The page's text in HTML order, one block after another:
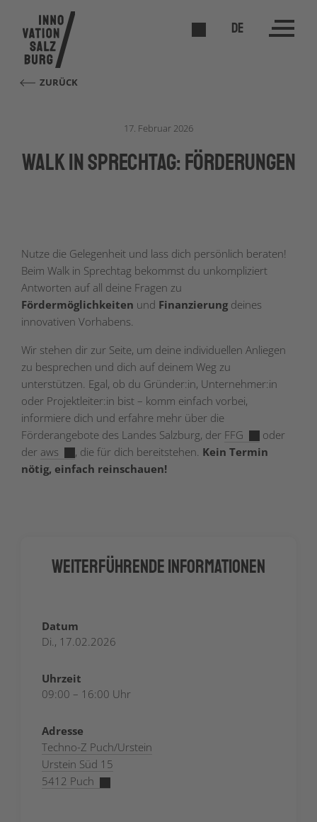
DE
ZURÜCK
17. Februar 2026
Walk in Sprechtag: Förderungen
Nutze die Gelegenheit und lass dich persönlich beraten!
Beim Walk in Sprechtag bekommst du unkompliziert
Antworten auf all deine Fragen zu
Fördermöglichkeiten und Finanzierung deines
innovativen Vorhabens.
Wir stehen dir zur Seite, um deine individuellen Anliegen
zu besprechen und dich auf deinem Weg zu
unterstützen. Egal, ob du Gründer:in, Unternehmer:in
oder Projektleiter:in bist – komm einfach vorbei,
informiere dich und erfahre mehr über die
Förderangebote des Landes Salzburg, der FFG
oder
der aws , die für dich bereitstehen. Kein Termin
nötig, einfach reinschauen!
Weiterführende Informationen
Datum
Di., 17.02.2026
Uhrzeit
09:00 – 16:00 Uhr
Adresse
Techno-Z Puch/Urstein
Urstein Süd 15
5412 Puch